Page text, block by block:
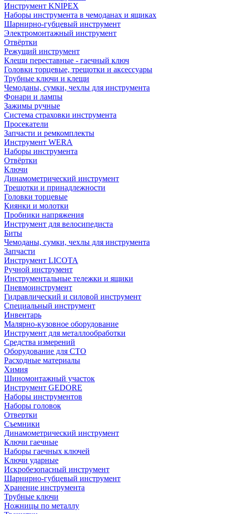
Инструмент KNIPEX
Наборы инструмента в чемоданах и ящиках
Шарнирно-губцевый инструмент
Электромонтажный инструмент
Отвёртки
Режущий инструмент
Клещи переставные - гаечный ключ
Головки торцевые, трещотки и аксессуары
Трубные ключи и клещи
Чемоданы, сумки, чехлы для инструмента
Фонари и лампы
Зажимы ручные
Система страховки инструмента
Просекатели
Запчасти и ремкомплекты
Инструмент WERA
Наборы инструмента
Отвёртки
Ключи
Динамометрический инструмент
Трещотки и принадлежности
Головки торцевые
Киянки и молотки
Пробники напряжения
Инструмент для велосипедиста
Биты
Чемоданы, сумки, чехлы для инструмента
Запчасти
Инструмент LICOTA
Ручной инструмент
Инструментальные тележки и ящики
Пневмоинструмент
Гидравлический и силовой инструмент
Специальный инструмент
Инвентарь
Малярно-кузовное оборудование
Инструмент для металлообработки
Средства измерений
Оборудование для СТО
Расходные материалы
Химия
Шиномонтажный участок
Инструмент GEDORE
Наборы инструментов
Наборы головок
Отвертки
Съемники
Динамометрический инструмент
Ключи гаечные
Наборы гаечных ключей
Ключи ударные
Искробезопасный инструмент
Шарнирно-губцевый инструмент
Хранение инструмента
Трубные ключи
Ножницы по металлу